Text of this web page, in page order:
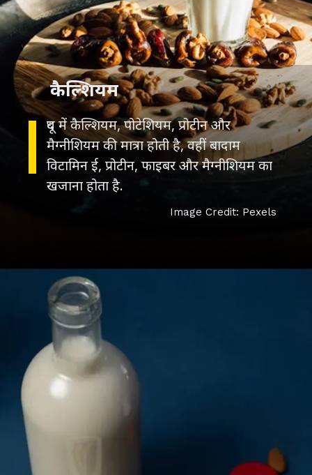
दूध में कैल्शियम, पोटेशियम, प्रोटीन और
मैग्नीशियम की मात्रा होती है, वहीं बादाम
विटामिन ई, प्रोटीन, फाइबर और मैग्नीशियम का
खजाना होता है.
कैल्शियम
Image Credit: Pexels